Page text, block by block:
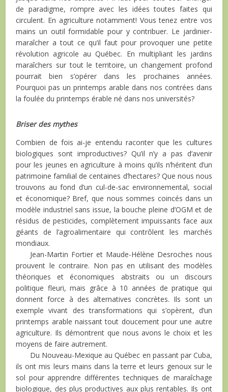
de paradigme, rompre avec les idées toutes faites qui
circulent. En agriculture notamment! Vous tenez entre vos
mains un outil formidable pour y contribuer. Le jardinier-
maraîcher a tout ce qu’il faut pour provoquer une petite
révolution agricole au Québec. En multipliant les jardins
maraîchers sur tout le territoire, un changement profond
pourrait bien s’opérer dans les prochaines années.
Pourquoi pas un printemps arable dans nos contrées dans
la foulée du printemps érable né dans nos universités?
Briser des mythes
Combien de fois ai-je entendu raconter que les cultures
biologiques sont improductives? Qu’il n’y a pas d’avenir
pour les jeunes en agriculture à moins qu’ils n’héritent d’un
patrimoine familial de centaines d’hectares? Que nous nous
trouvons au fond d’un cul-de-sac environnemental, social
et économique? Bref, que nous sommes coincés dans un
modèle industriel sans issue, la bouche pleine d’OGM et de
résidus de pesticides, complètement impuissants face aux
géants de l’agroalimentaire qui contrôlent les marchés
mondiaux.
Jean-Martin Fortier et Maude-Hélène Desroches nous
prouvent le contraire. Non pas en utilisant des modèles
théoriques et économiques abstraits ou un discours
politique fleuri, mais grâce à 10 années de pratique qui
donnent force à des alternatives concrètes. Ils sont un
exemple vivant des transformations qui s’opèrent, d’un
printemps arable naissant tout doucement pour une autre
agriculture. Ils démontrent que nous avons le choix et les
moyens de faire autrement.
Du Nouveau-Mexique au Québec en passant par Cuba,
ils ont mis leurs mains dans la terre et leurs genoux sur le
sol pour apprendre différentes techniques de maraîchage
biologique, des plus productives aux plus rentables. Ils ont